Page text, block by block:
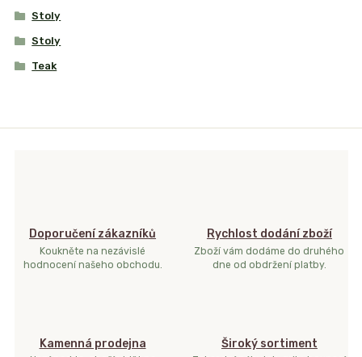
Stoly
Stoly
Teak
Doporučení zákazníků
Koukněte na nezávislé
hodnocení našeho obchodu.
Rychlost dodání zboží
Zboží vám dodáme do druhého
dne od obdržení platby.
Kamenná prodejna Široký sortiment